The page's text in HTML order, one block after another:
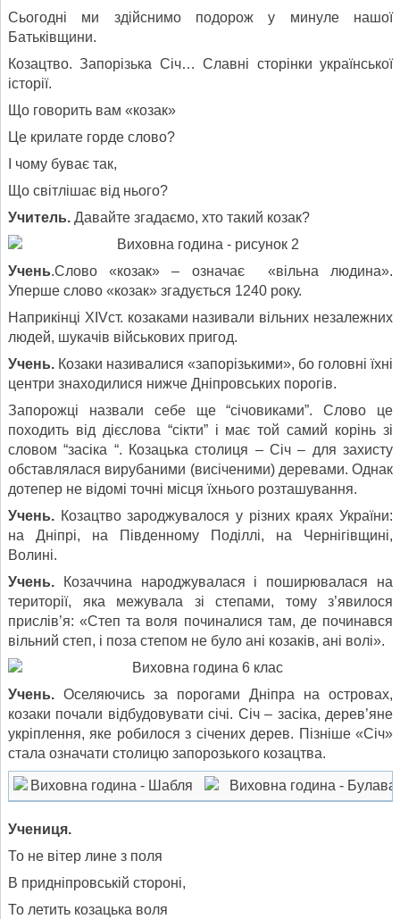
Сьогодні ми здійснимо подорож у минуле нашої
Батьківщини.
Козацтво. Запорізька Січ… Славні сторінки української
історії.
Що говорить вам «козак»
Це крилате горде слово?
І чому буває так,
Що світлішає від нього?
Учитель. Давайте згадаємо, хто такий козак?
Учень.Слово «козак» – означає «вільна людина».
Уперше слово «козак» згадується 1240 року.
Наприкінці ХІVст. козаками називали вільних незалежних
людей, шукачів військових пригод.
Учень. Козаки називалися «запорізькими», бо головні їхні
центри знаходилися нижче Дніпровських порогів.
Запорожці назвали себе ще “січовиками”. Слово це
походить від дієслова “сікти” і має той самий корінь зі
словом “засіка “. Козацька столиця – Січ – для захисту
обставлялася вирубаними (висіченими) деревами. Однак
дотепер не відомі точні місця їхнього розташування.
Учень. Козацтво зароджувалося у різних краях України:
на Дніпрі, на Південному Поділлі, на Чернігівщині,
Волині.
Учень. Козаччина народжувалася і поширювалася на
території, яка межувала зі степами, тому з’явилося
прислів’я: «Степ та воля починалися там, де починався
вільний степ, і поза степом не було ані козаків, ані волі».
Учень. Оселяючись за порогами Дніпра на островах,
козаки почали відбудовувати січі. Січ – засіка, дерев’яне
укріплення, яке робилося з січених дерев. Пізніше «Січ»
стала означати столицю запорозького козацтва.
Учениця.
То не вітер лине з поля
В придніпровській стороні,
То летить козацька воля